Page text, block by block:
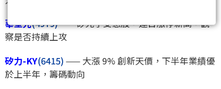
華星光(4979)—— 矽光子受惠股，連日漲停新高，觀
察是否持續上攻
矽力-KY(6415) —— 大漲 9% 創新天價，下半年業績優
於上半年，籌碼動向